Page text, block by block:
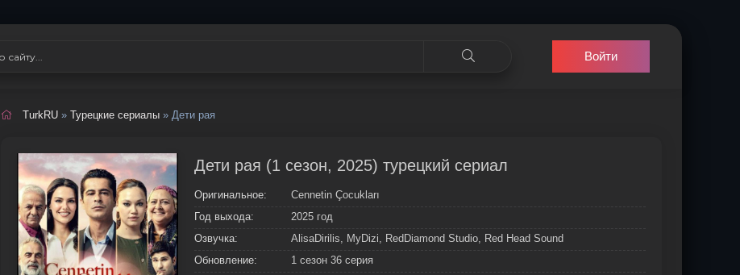
Войти
TurkRU » Турецкие сериалы » Дети рая
Дети рая (1 сезон, 2025) турецкий сериал
Оригинальное:
Cennetin Çocukları
Год выхода:
2025 год
Озвучка:
AlisaDirilis, MyDizi, RedDiamond Studio, Red Head Sound
Обновление:
1 сезон 36 серия